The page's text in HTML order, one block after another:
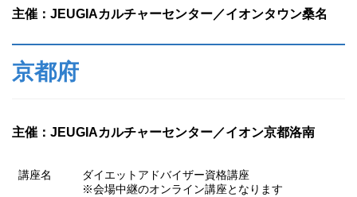
主催：JEUGIAカルチャーセンター／イオンタウン桑名
京都府
主催：JEUGIAカルチャーセンター／イオン京都洛南
講座名
ダイエットアドバイザー資格講座
※会場中継のオンライン講座となります